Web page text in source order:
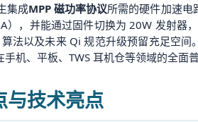
集成MPP 磁功率协议所需的硬件加速电
），并能通过固件切换为 20W 发射器
法以及未来 Qi 规范升级预留充足空
机、平板、TWS 耳机仓等领域的全面
与技术亮点